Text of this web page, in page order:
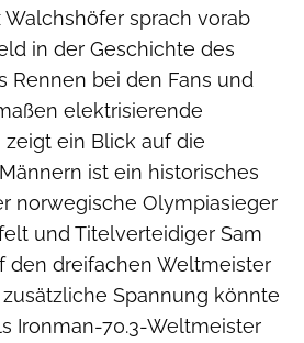
Walchshöfer sprach vorab
in der Geschichte des
Rennen bei den Fans und
elektrisierende
ein Blick auf die
ist ein historisches
norwegische Olympiasieger
und Titelverteidiger Sam
den dreifachen Weltmeister
zusätzliche Spannung könnte
Ironman-70.3-Weltmeister